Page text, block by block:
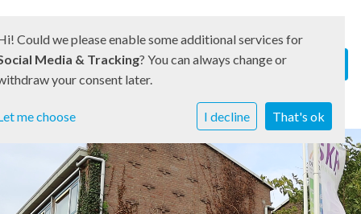
Could we please enable some additional services for
Media & Tracking? You can always change or
your consent later.
me choose I decline That's ok